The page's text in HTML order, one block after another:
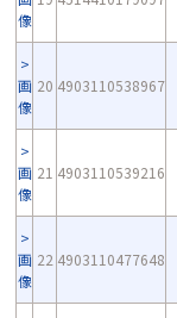
像
画
像
20 4903110538967
画
像
21 4903110539216
画
像
22 4903110477648